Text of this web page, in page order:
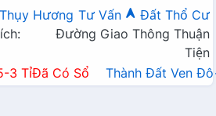
Doanh Liên Xã
Thụy Hương Tư Vấn
Đất Thổ Cư
Đường Giao Thông Thuận
Tiện
3 TỉĐã Có Sổ Thành Đất Ven